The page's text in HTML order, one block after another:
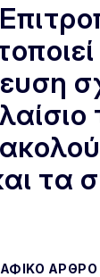
τα
ΆΡΘΡΟ